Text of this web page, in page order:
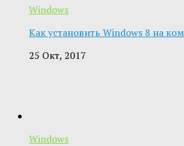
Windows
Как установить Windows 8 на
25 Окт, 2017
Windows